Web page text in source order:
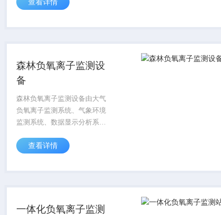
查看详情
森林负氧离子监测设
备
森林负氧离子监测设备由大气
负氧离子监测系统、气象环境
监测系统、数据显示分析系
系统、后台数据处理系统及信
查看详情
一体化负氧离子监测